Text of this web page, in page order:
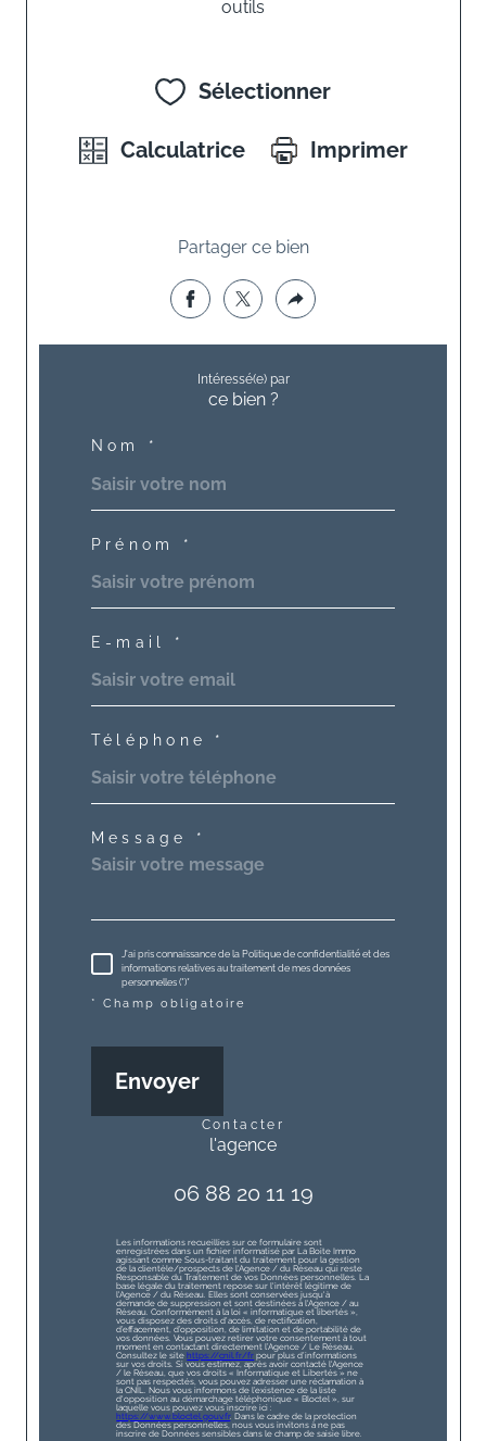
outils
Sélectionner
Calculatrice Imprimer
Partager ce bien
Intéressé(e) par
ce bien ?
Nom *
Prénom *
E-mail *
Téléphone *
Message *
J'ai pris connaissance de la Politique de confidentialité et des
informations relatives au traitement de mes données
personnelles (*)*
* Champ obligatoire
Envoyer
contacter
l'agence
06 88 20 11 19
Les informations recueillies sur ce formulaire sont
enregistrées dans un fichier informatisé par La Boite Immo
agissant comme Sous-traitant du traitement pour la gestion
de la clientèle/prospects de l'Agence / du Réseau qui reste
Responsable du Traitement de vos Données personnelles. La
base légale du traitement repose sur l'intérêt légitime de
l'Agence / du Réseau. Elles sont conservées jusqu'à
demande de suppression et sont destinées à l'Agence / au
Réseau. Conformément à la loi « informatique et libertés »,
vous disposez des droits d’accès, de rectification,
d’effacement, d’opposition, de limitation et de portabilité de
vos données. Vous pouvez retirer votre consentement à tout
moment en contactant directement l’Agence / Le Réseau.
Consultez le site https://cnil.fr/fr pour plus d’informations
sur vos droits. Si vous estimez, après avoir contacté l'Agence
/ le Réseau, que vos droits « Informatique et Libertés » ne
sont pas respectés, vous pouvez adresser une réclamation à
la CNIL. Nous vous informons de l’existence de la liste
d'opposition au démarchage téléphonique « Bloctel », sur
laquelle vous pouvez vous inscrire ici :
https://www.bloctel.gouv.fr. Dans le cadre de la protection
des Données personnelles, nous vous invitons à ne pas
inscrire de Données sensibles dans le champ de saisie libre.